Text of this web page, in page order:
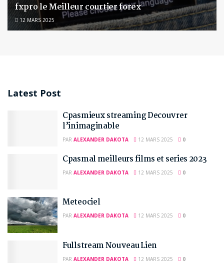
fxpro le Meilleur courtier forex
12 MARS 2025
Latest Post
Cpasmieux streaming Decouvrer
l’inimaginable
PAR ALEXANDER DAKOTA 12 MARS 2025 0
Cpasmal meilleurs films et series 2023
PAR ALEXANDER DAKOTA 12 MARS 2025 0
Meteociel
PAR ALEXANDER DAKOTA 12 MARS 2025 0
Fullstream Nouveau Lien
PAR ALEXANDER DAKOTA 12 MARS 2025 0